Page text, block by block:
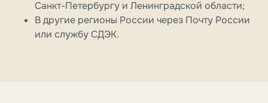
Санкт-Петербургу и Ленинградской области;
В другие регионы России через Почту России
или службу СДЭК.